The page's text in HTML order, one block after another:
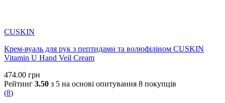
CUSKIN
Крем-вуаль для рук з пептидами та волюфіліном CUSKIN
Vitamin U Hand Veil Cream
474.00 грн
Рейтинг 3.50 з 5 на основі опитування 8 покупців
(8)